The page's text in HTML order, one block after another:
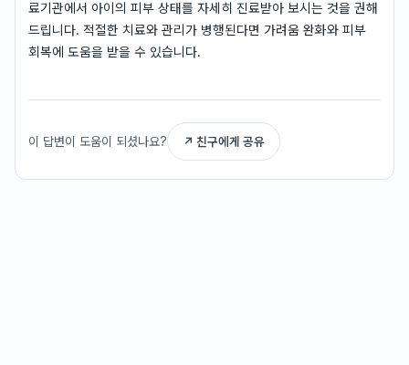
료기관에서 아이의 피부 상태를 자세히 진료받아 보시는 것을 권해
드립니다. 적절한 치료와 관리가 병행된다면 가려움 완화와 피부
회복에 도움을 받을 수 있습니다.
이 답변이 도움이 되셨나요? ↗ 친구에게 공유